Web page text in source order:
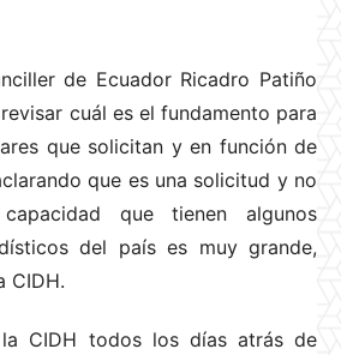
de Ecuador Ricadro Patiño
cuál es el fundamento para
que solicitan y en función de
que es una solicitud y no
que tienen algunos
del país es muy grande,
CIDH.
CIDH todos los días atrás de